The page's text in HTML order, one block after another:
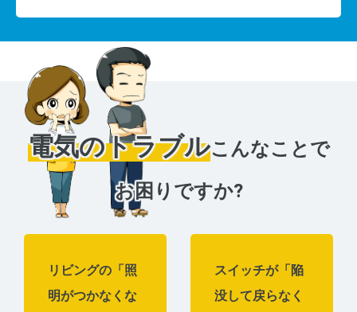
電気のトラブルこんなことで
お困りですか?
リビングの「照
明がつかなくな
スイッチが「陥
没して戻らなく